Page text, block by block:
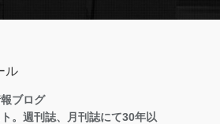
ル
ブログ
。週刊誌、月刊誌にて30年以